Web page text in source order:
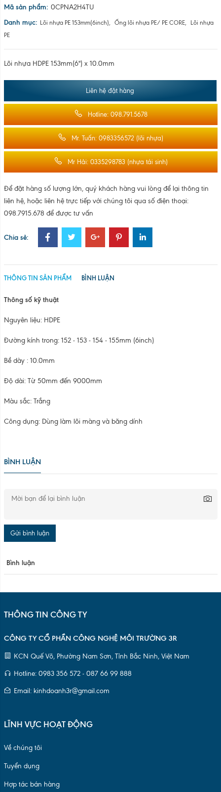
Mã sản phẩm: 0CPNA2H4TU
Danh mục: Lõi nhựa PE 153mm(6inch), Ống lõi nhựa PE/ PE CORE,
Lõi nhựa
PE
Lõi nhựa HDPE 153mm(6'') x 10.0mm
Liên hệ đặt hàng
Hotline: 098.791.5678
Mr. Tuấn: 0983356572 (lõi nhựa)
Mr Hải: 0335298783 (nhựa tái sinh)
Để đặt hàng số lượng lớn, quý khách hàng vui lòng để lại thông tin
liên hệ, hoặc liên hệ trực tiếp với chúng tôi qua số điện thoại:
098.7915.678 để được tư vấn
Chia sẻ:
THÔNG TIN SẢN PHẨM BÌNH LUẬN
Thông số kỹ thuật
Nguyên liệu: HDPE
Đường kính trong: 152 - 153 - 154 - 155mm (6inch)
Bề dày : 10.0mm
Độ dài: Từ 50mm đến 9000mm
Màu sắc: Trắng
Công dụng: Dùng làm lõi màng và băng dính
BÌNH LUẬN
Gửi bình luận
Bình luận
THÔNG TIN CÔNG TY
CÔNG TY CỔ PHẦN CÔNG NGHỆ MÔI TRƯỜNG 3R
KCN Quế Võ, Phường Nam Sơn, Tỉnh Bắc Ninh, Việt Nam
Hotline: 0983 356 572 - 087 66 99 888
Email: kinhdoanh3r@gmail.com
LĨNH VỰC HOẠT ĐỘNG
Về chúng tôi
Tuyển dụng
Hợp tác bán hàng